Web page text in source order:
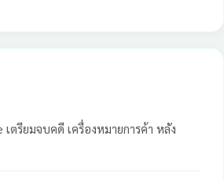
เตรียมจบคดี เครื่องหมายการค้า หลัง